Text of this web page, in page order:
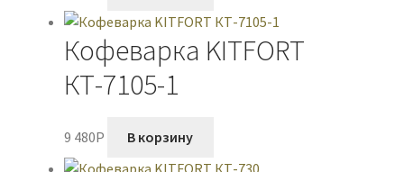
Кофеварка KITFORT
КТ-7105-1
9 480P В корзину